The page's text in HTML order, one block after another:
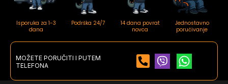
Isporuka za 1-3
dana
Podrška 24/7
14 dana povrat
novca
Jednostavno
poručivanje
MOŽETE PORUČITI I PUTEM
TELEFONA